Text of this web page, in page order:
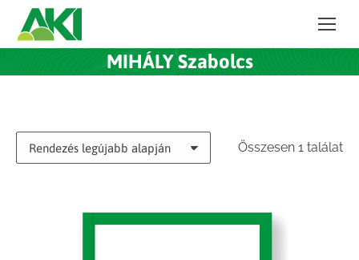
MIHÁLY Szabolcs
Összesen 1 találat